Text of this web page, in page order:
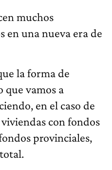
muchos
en una nueva era de
la forma de
que vamos a
en el caso de
con fondos
provinciales,